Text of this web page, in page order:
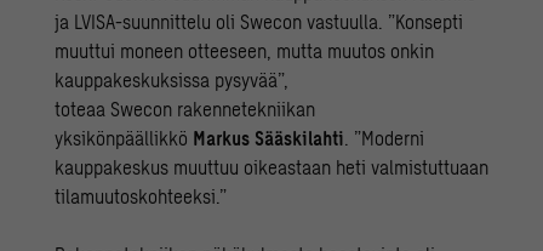
ja LVISA-suunnittelu oli Swecon vastuulla. ”Konsepti
muuttui moneen otteeseen, mutta muutos onkin
kauppakeskuksissa pysyvää”,
toteaa Swecon rakennetekniikan
yksikönpäällikkö Markus Sääskilahti . ”Moderni
kauppakeskus muuttuu oikeastaan heti valmistuttuaan
tilamuutoskohteeksi.”